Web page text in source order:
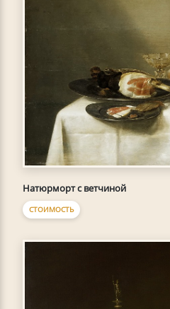
Натюрморт с ветчиной
СТОИМОСТЬ